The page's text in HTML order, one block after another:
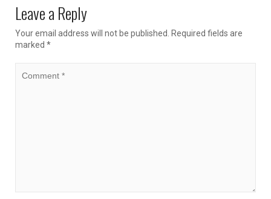
Leave a Reply
Your email address will not be published.
Required fields are
marked *